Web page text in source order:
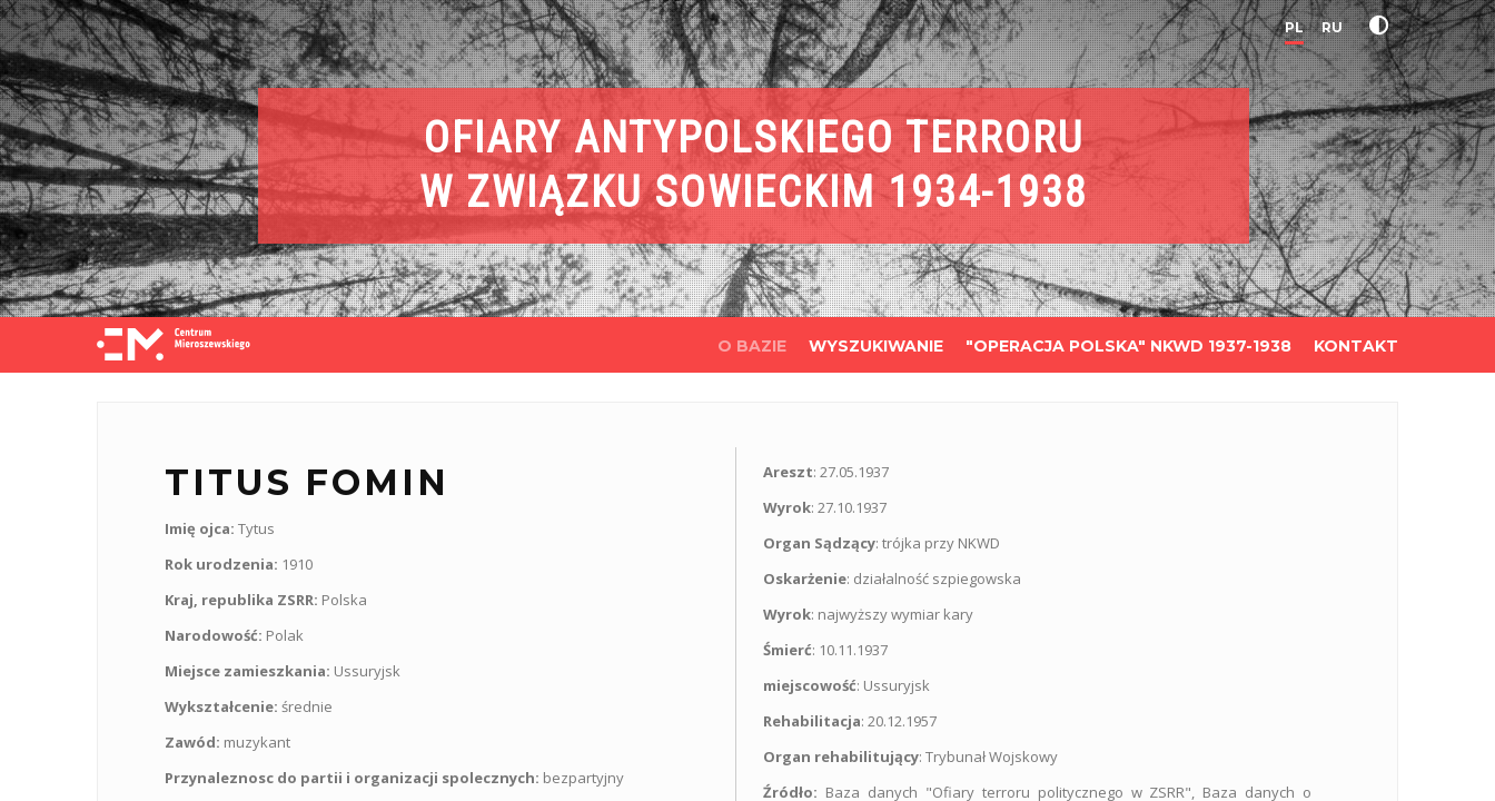
PL RU
OFIARY ANTYPOLSKIEGO TERRORU
W ZWIĄZKU SOWIECKIM 1934-1938
O BAZIE WYSZUKIWANIE "OPERACJA POLSKA" NKWD 1937-1938 KONTAKT
TITUS FOMIN
Imię ojca: Tytus
Rok urodzenia: 1910
Kraj, republika ZSRR: Polska
Narodowość: Polak
Miejsce zamieszkania: Ussuryjsk
Wykształcenie: średnie
Zawód: muzykant
Przynaleznosc do partii i organizacji spolecznych: bezpartyjny
Areszt: 27.05.1937
Wyrok: 27.10.1937
Organ Sądzący: trójka przy NKWD
Oskarżenie: działalność szpiegowska
Wyrok: najwyższy wymiar kary
Śmierć: 10.11.1937
miejscowość: Ussuryjsk
Rehabilitacja: 20.12.1957
Organ rehabilitujący: Trybunał Wojskowy
Źródło: Baza danych "Ofiary terroru politycznego w ZSRR", Baza danych o